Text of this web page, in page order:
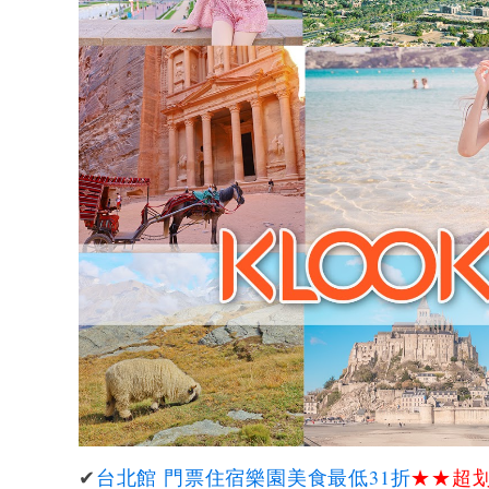
✔台北館 門票住宿樂園美食最低31折★★超